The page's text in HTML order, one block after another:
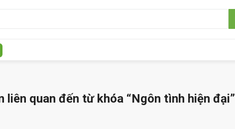
liên quan đến từ khóa “Ngôn tình hiện đại”